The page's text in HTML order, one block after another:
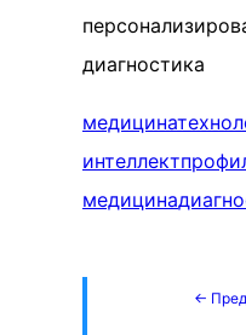
диагностика
медицина
интеллект
медицина
←